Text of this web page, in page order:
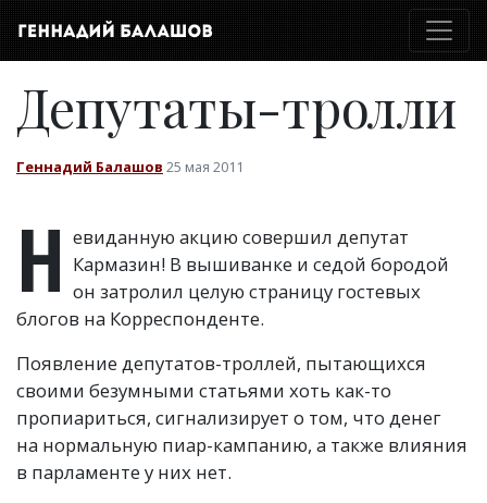
Депутаты-тролли
Геннадий Балашов 25 мая 2011
Н евиданную акцию совершил депутат
Кармазин! В вышиванке и седой бородой
он затролил целую страницу гостевых
блогов на Корреспонденте.
Появление депутатов-троллей, пытающихся
своими безумными статьями хоть как-то
пропиариться, сигнализирует о том, что денег
на нормальную пиар-кампанию, а также влияния
в парламенте у них нет.